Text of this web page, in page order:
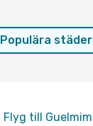
Populära städer
Flyg till